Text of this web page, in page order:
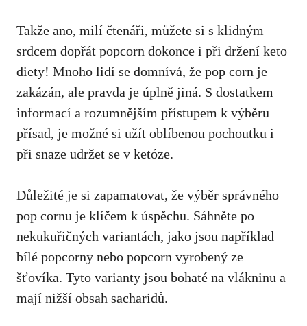
Takže ano, milí čtenáři, můžete si s klidným
srdcem dopřát popcorn dokonce i při držení keto
diety! Mnoho lidí se domnívá, že ⁣pop corn je
zakázán, ale pravda je‍ úplně jiná. S ⁢dostatkem
informací a rozumnějším přístupem k‍ výběru
přísad, je možné si užít oblíbenou ‍pochoutku i
při snaze udržet se v ketóze.
Důležité ⁤je si zapamatovat, že výběr správného
pop cornu je klíčem k úspěchu. Sáhněte‍ po
nekukuřičných variantách, jako jsou například
bílé popcorny nebo popcorn vyrobený ze
šťovíka. Tyto varianty jsou bohaté na vlákninu a
mají nižší obsah sacharidů.